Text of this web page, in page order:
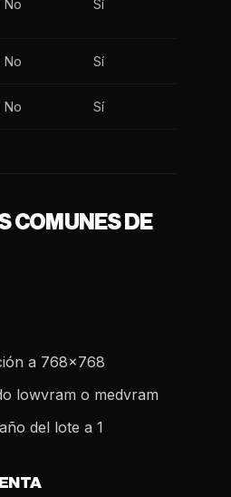
No Sí
No Sí
No Sí
COMUNES DE
a 768x768
lowvram o medvram
del lote a 1